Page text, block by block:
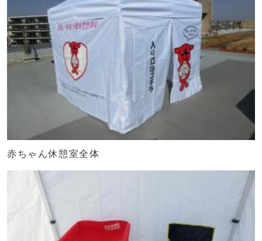
赤ちゃん休憩室全体